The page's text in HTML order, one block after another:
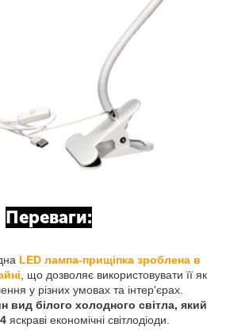
Переваги:
LED лампа-прищіпка зроблена в
, що дозволяє використовувати її як
у різних умовах та інтер'єрах.
вид білого холодного світла, який
яскраві економічні світлодіоди.